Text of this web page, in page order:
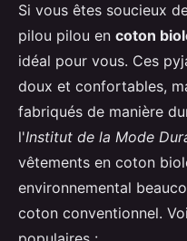
Si vous êtes soucieux
pilou pilou en coton
idéal pour vous. Ces
doux et confortables,
fabriqués de manière
l'Institut de la Mode
vêtements en coton
environnemental
coton conventionnel.